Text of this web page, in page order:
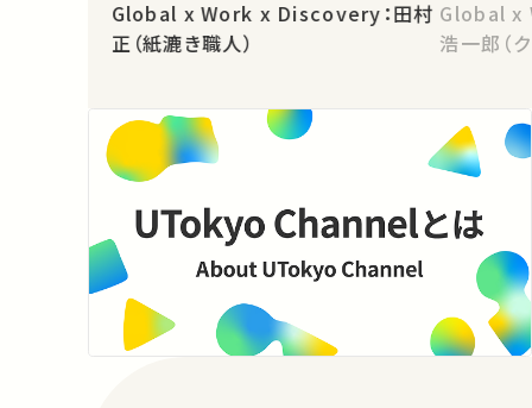
Global x Work x Discovery：田村
正（紙漉き職人）
Global x
浩一郎（